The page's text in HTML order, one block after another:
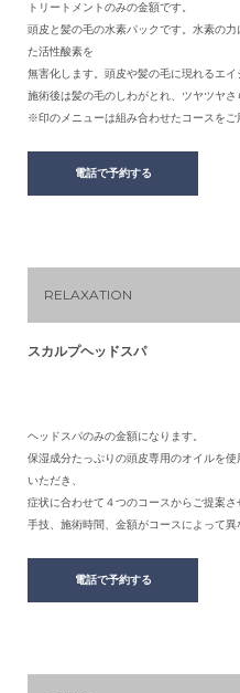
トリートメントのみの金額です。
頭皮と髪の毛の水素パックです。水素の
た活性酸素を
無害化します。頭皮や髪の毛に現れるエイ
施術後は髪の毛のしわがとれ、ツヤツヤさ
※印のメニューは組み合わせたコースをご
電話で予約する
RELAXATION
スカルプヘッドスパ
ヘッドスパのみの金額になります。
保湿成分たっぷりの頭皮専用のオイルを
いただき、
症状に合わせて４つのコースからご提案さ
手技、施術時間、金額がコースによって異
電話で予約する